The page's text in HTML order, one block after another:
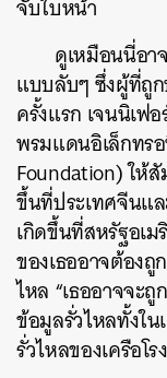
จับใบหน้า
ดูเหมือนนี่อา
แบบลับๆ ซึ่งผู้ที่ถู
ครั้งแรก เจนนิเฟ
พรมแดนอิเล็กทร
Foundation) ให้
ขึ้นที่ประเทศจีนแ
เกิดขึ้นที่สหรัฐอเ
ของเธออาจต้อง
ไหล “เธออาจจะ
ข้อมูลรั่วไหลทั้งใ
รั่วไหลของเครือโ
ค้นหา
SHARE